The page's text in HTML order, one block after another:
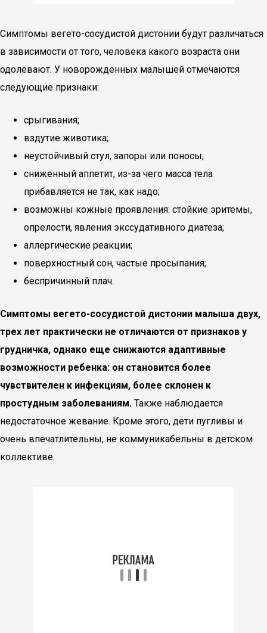
Симптомы вегето-сосудистой дистонии будут различаться
в зависимости от того, человека какого возраста они
одолевают. У новорожденных малышей отмечаются
следующие признаки:
срыгивания;
вздутие животика;
неустойчивый стул, запоры или поносы;
сниженный аппетит, из-за чего масса тела
прибавляется не так, как надо;
возможны кожные проявления: стойкие эритемы,
опрелости, явления экссудативного диатеза;
аллергические реакции;
поверхностный сон, частые просыпания;
беспричинный плач.
Симптомы вегето-сосудистой дистонии малыша двух,
трех лет практически не отличаются от признаков у
грудничка, однако еще снижаются адаптивные
возможности ребенка: он становится более
чувствителен к инфекциям, более склонен к
простудным заболеваниям. Также наблюдается
недостаточное жевание. Кроме этого, дети пугливы и
очень впечатлительны, не коммуникабельны в детском
коллективе.